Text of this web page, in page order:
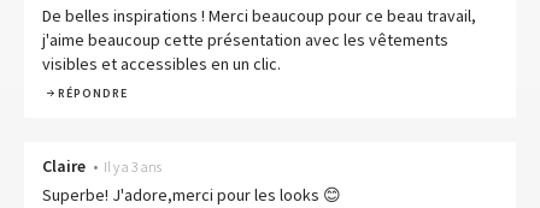
De belles inspirations ! Merci beaucoup pour ce beau travail,
j'aime beaucoup cette présentation avec les vêtements
visibles et accessibles en un clic.
RÉPONDRE
Claire • Il y a 3 ans
Superbe! J'adore,merci pour les looks 😊